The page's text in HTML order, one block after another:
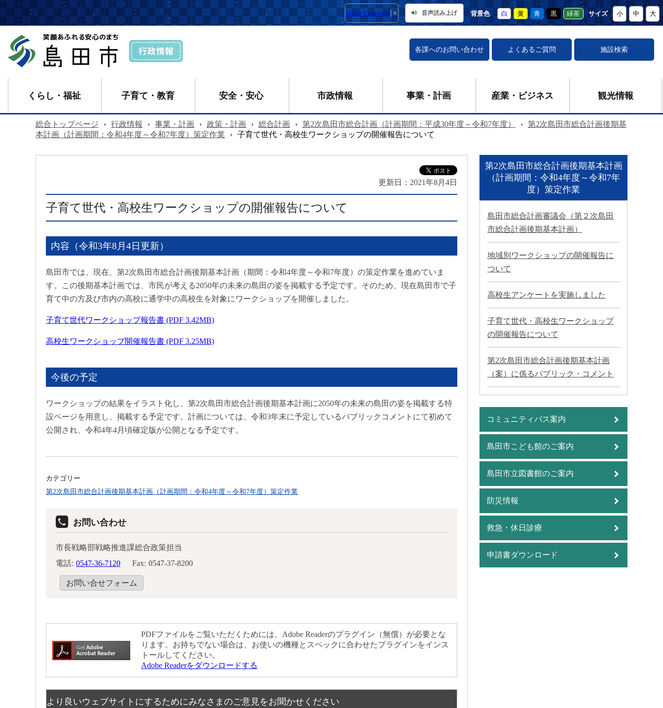
Select Language ▼ 音声読み上げ 背景色 白 黄 青 黒 緑茶 サイズ 小 中 大
各課へのお問い合わせ よくあるご質問 施設検索
くらし・福祉 子育て・教育 安全・安心 市政情報 事業・計画 産業・ビジネス 観光情報
総合トップページ › 行政情報 › 事業・計画 › 政策・計画 › 総合計画 › 第2次島田市総合計画（計画期間：平成30年度～令和7年度） › 第2次島田市総合計画後期基
本計画（計画期間：令和4年度～令和7年度）策定作業
› 子育て世代・高校生ワークショップの開催報告について
更新日： 2021年8月4日
子育て世代・高校生ワークショップの開催報告について
内容（令和3年8月4日更新）
島田市では、現在、第2次島田市総合計画後期基本計画（期間：令和4年度～令和7年度）の策定作業を進めていま
す。この後期基本計画では、市民が考える2050年の未来の島田の姿を掲載する予定です。そのため、現在島田市で子
育て中の方及び市内の高校に通学中の高校生を対象にワークショップを開催しました。
子育て世代ワークショップ報告書 (PDF 3.42MB)
高校生ワークショップ開催報告書 (PDF 3.25MB)
今後の予定
ワークショップの結果をイラスト化し、第2次島田市総合計画後期基本計画に2050年の未来の島田の姿を掲載する特
設ページを用意し、掲載する予定です。計画については、令和3年末に予定しているパブリックコメントにて初めて
公開され、令和4年4月頃確定版が公開となる予定です。
カテゴリー
第2次島田市総合計画後期基本計画（計画期間：令和4年度～令和7年度）策定作業
お問い合わせ
市長戦略部戦略推進課総合政策担当
電話: 0547-36-7120 Fax: 0547-37-8200
お問い合せフォーム
PDFファイルをご覧いただくためには、Adobe Readerのプラグイン（無償）が必要とな
ります。お持ちでない場合は、お使いの機種とスペックに合わせたプラグインをインス
トールしてください。
Adobe Readerをダウンロードする
より良いウェブサイトにするためにみなさまのご意見をお聞かせください
第2次島田市総合計画後期基本計画
（計画期間：令和4年度～令和7年
度）策定作業
島田市総合計画審議会（第２次島田
市総合計画後期基本計画）
地域別ワークショップの開催報告に
ついて
高校生アンケートを実施しました
子育て世代・高校生ワークショップ
の開催報告について
第2次島田市総合計画後期基本計画
（案）に係るパブリック・コメント
コミュニティバス案内
島田市こども館のご案内
島田市立図書館のご案内
防災情報
救急・休日診療
申請書ダウンロード